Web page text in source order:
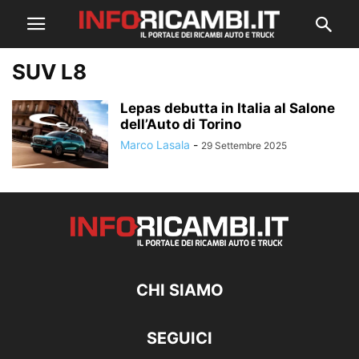
SUV L8
Lepas debutta in Italia al Salone
dell’Auto di Torino
Marco Lasala - 29 Settembre 2025
CHI SIAMO
SEGUICI